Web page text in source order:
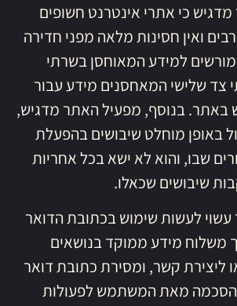
מדגיש כי אתרי אינטרנט חשופים
רבים ואין חסינות מלאה מפני חדירה
למידע המאוחסן בשרתי
צד שלישי המאחסנים מידע עבור
באתר. בנוסף, מפעיל האתר מדגיש,
באופן מוחלט שיבושים בהפעלת
שבו, והוא לא ישא בכל אחריות
שיבושים שכאלו.
עשוי לעשות שימוש בכתובת הדואר
משלוח מידע ממוקד בנושאים
ליצירת קשר, ומסירת כתובת דואר
הסכמה מאת המשתמש לפעולות